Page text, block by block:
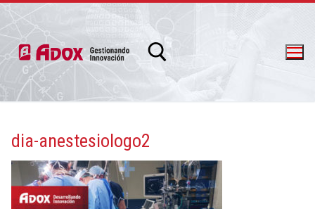
info@adox.com.ar whatsapp: 54 9 11 6230 2470
dia-anestesiologo2